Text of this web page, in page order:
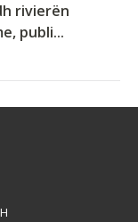
rivierën
publi...